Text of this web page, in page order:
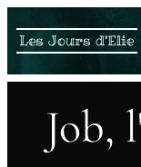
Les Jours d'Elie
Job,